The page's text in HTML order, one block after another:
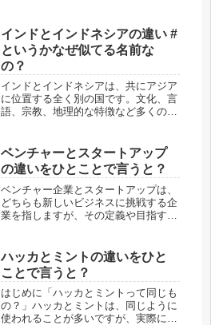
インドとインドネシアの違い #
というかなぜ似てる名前な
の？
インドとインドネシアは、共にアジア
に位置する全く別の国です。文化、言
語、宗教、地理的な特徴など多くの点
ょう。インドとインドネシアの違いイ
ンドとインドネシアの違いを一言で言
う...
ベンチャーとスタートアップ
の違いをひとことで言うと？
ベンチャー企業とスタートアップは、
どちらも新しいビジネスに挑戦する企
業を指しますが、その定義や目指す方
すく解説します。ビジネスの世界で成
功するために、自分の目指すべき道を
見極...
ハッカとミントの違いをひと
ことで言うと？
はじめに「ハッカとミントって同じも
の？」ハッカとミントは、同じように
使われることが多いですが、実際には